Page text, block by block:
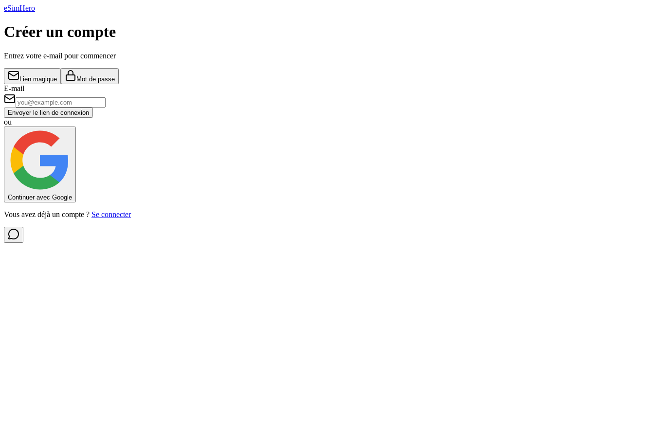
eSimHero
Créer un compte
Entrez votre e-mail pour commencer
Lien magique Mot de passe
E-mail
Envoyer le lien de connexion
ou
Continuer avec Google
Vous avez déjà un compte ? Se connecter